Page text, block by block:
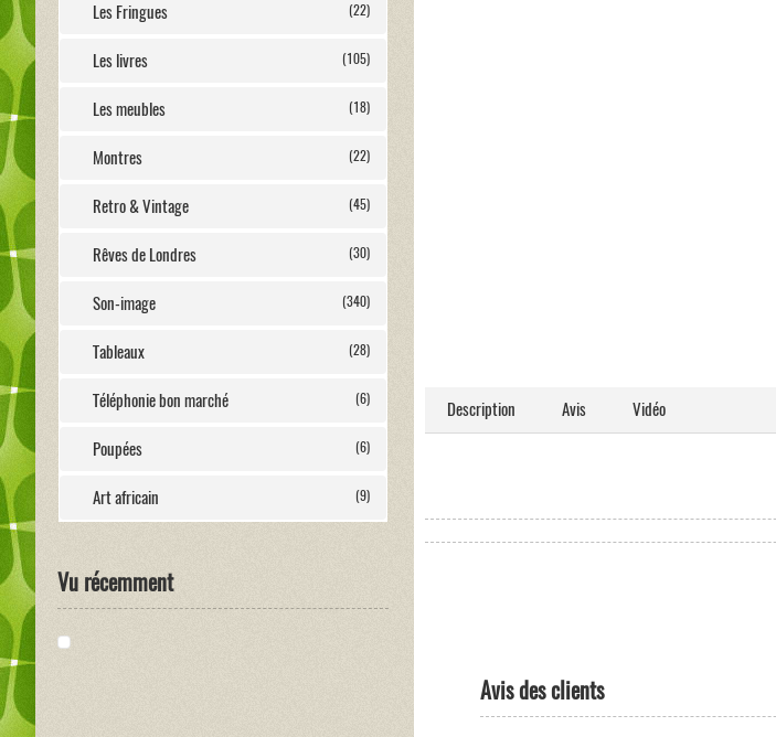
Les Fringues (22)
Les livres (105)
Les meubles (18)
Montres (22)
Retro & Vintage (45)
Rêves de Londres (30)
Son-image (340)
Tableaux (28)
Téléphonie bon marché (6)
Poupées (6)
Art africain (9)
Vu récemment
Description Avis Vidéo
Avis des clients